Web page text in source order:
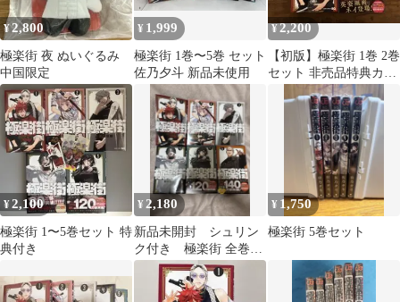
¥2,800
極楽街 夜 ぬいぐるみ
中国限定
¥ 1,999
極楽街 1巻〜5巻 セット
佐乃夕斗 新品未使用
¥2,200
【初版】極楽街 1巻 2巻
セット 非売品特典カー
¥2,100
極楽街 1〜5巻セット 特
典付き
¥ 2,180
新品未開封 シュリン
ク付き 極楽街 全巻セ
ット
¥ 1,750
極楽街 5巻セット